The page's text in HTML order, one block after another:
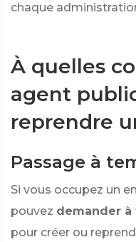
chaque
À quelles
agent
reprendre
Passage à
Si vous occupez un
pouvez demander à
pour créer ou